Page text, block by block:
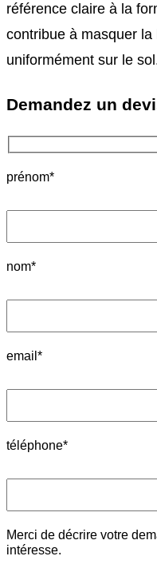
référence claire à la
contribue à masquer
uniformément sur le
Demandez un
prénom*
nom*
email*
téléphone*
Merci de décrire votre
intéresse.